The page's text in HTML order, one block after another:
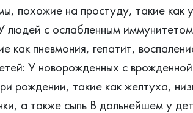
похожие на простуду, такие как
людей с ослабленным
как пневмония, гепатит,
У новорожденных с
рождении, такие как желтуха,
а также сыпь В дальнейшем у